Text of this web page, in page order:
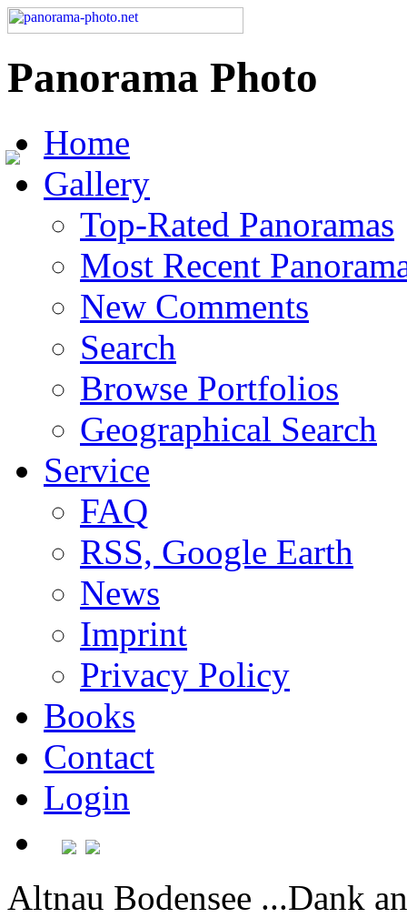
Panorama Photo
Home
Gallery
Top-Rated Panoramas
Most Recent
New Comments
Search
Browse Portfolios
Geographical Search
Service
FAQ
RSS, Google Earth
News
Imprint
Privacy Policy
Books
Contact
Login
Altnau Bodensee ...Dank